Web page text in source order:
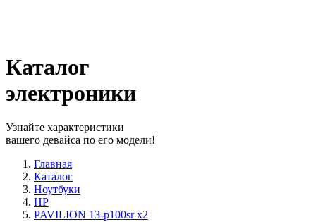
Каталог
электроники
Узнайте характеристики
вашего девайса по его модели!
Главная
Каталог
Ноутбуки
HP
PAVILION 13-p100sr x2